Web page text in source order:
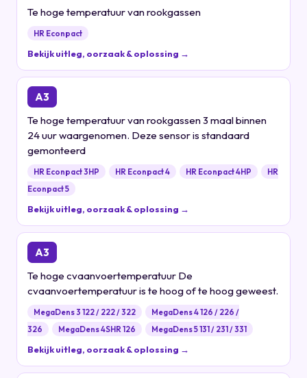
Te hoge temperatuur van rookgassen
HR Econpact
Bekijk uitleg, oorzaak & oplossing →
A3
Te hoge temperatuur van rookgassen 3 maal binnen
24 uur waargenomen. Deze sensor is standaard
gemonteerd
HR Econpact 3HP HR Econpact 4 HR Econpact 4HP
HR
Econpact 5
Bekijk uitleg, oorzaak & oplossing →
A3
Te hoge cvaanvoertemperatuur De
cvaanvoertemperatuur is te hoog of te hoog geweest.
MegaDens 3 122 / 222 / 322
MegaDens 4 126 / 226 /
326
MegaDens 4SHR 126 MegaDens 5 131 / 231 / 331
Bekijk uitleg, oorzaak & oplossing →